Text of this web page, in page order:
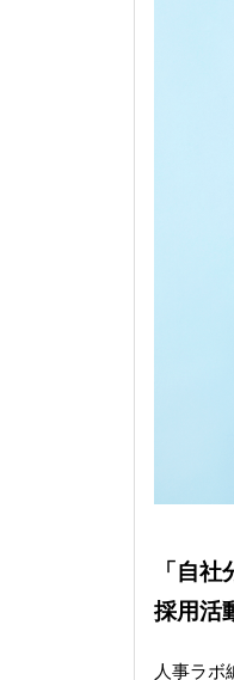
「自社
採用活
人事ラボ